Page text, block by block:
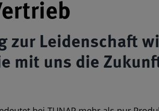
zur Leidenschaft
mit uns die